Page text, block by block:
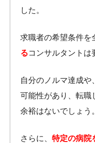
した。
求職者の希望条件を
るコンサルタントは
自分のノルマ達成や
可能性があり、転職
余裕はないでしょう。
さらに、 特定の病院